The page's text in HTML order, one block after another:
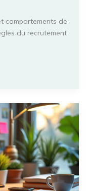
comportements de
du recrutement